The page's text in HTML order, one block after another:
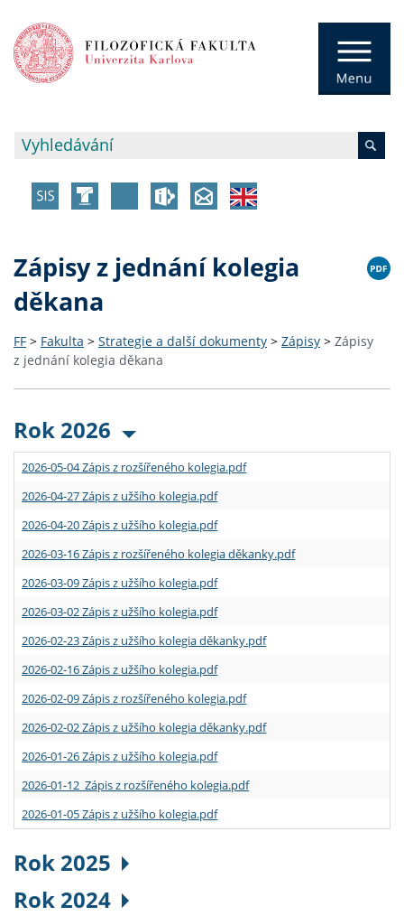
Zápisy z jednání kolegia
děkana
FF > Fakulta > Strategie a další dokumenty > Zápisy > Zápisy
z jednání kolegia děkana
Rok 2026
2026-05-04 Zápis z rozšířeného kolegia.pdf
2026-04-27 Zápis z užšího kolegia.pdf
2026-04-20 Zápis z užšího kolegia.pdf
2026-03-16 Zápis z rozšířeného kolegia děkanky.pdf
2026-03-09 Zápis z užšího kolegia.pdf
2026-03-02 Zápis z užšího kolegia.pdf
2026-02-23 Zápis z užšího kolegia děkanky.pdf
2026-02-16 Zápis z užšího kolegia.pdf
2026-02-09 Zápis z rozšířeného kolegia.pdf
2026-02-02 Zápis z užšího kolegia děkanky.pdf
2026-01-26 Zápis z užšího kolegia.pdf
2026-01-12 Zápis z rozšířeného kolegia.pdf
2026-01-05 Zápis z užšího kolegia.pdf
Rok 2025
Rok 2024